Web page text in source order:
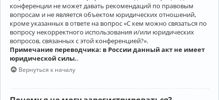
конференции не может давать рекомендаций по правовым
вопросам и не является объектом юридических отношений,
кроме указанных в ответе на вопрос «С кем можно связаться по
вопросу некорректного использования и/или юридических
вопросов, связанных с этой конференцией?».
Примечание переводчика: в России данный акт не имеет
юридической силы..
Вернуться к началу